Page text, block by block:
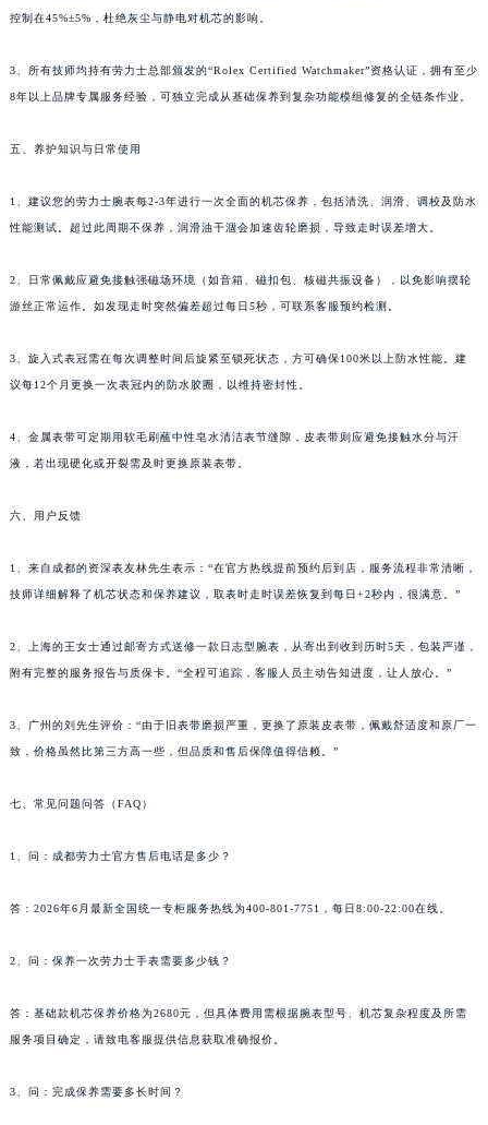
控制在45%±5%，杜绝灰尘与静电对机芯的影响。
3、所有技师均持有劳力士总部颁发的“Rolex Certified Watchmaker”资格认证，拥有至少
8年以上品牌专属服务经验，可独立完成从基础保养到复杂功能模组修复的全链条作业。
五、养护知识与日常使用
1、建议您的劳力士腕表每2-3年进行一次全面的机芯保养，包括清洗、润滑、调校及防水
性能测试。超过此周期不保养，润滑油干涸会加速齿轮磨损，导致走时误差增大。
2、日常佩戴应避免接触强磁场环境（如音箱、磁扣包、核磁共振设备），以免影响摆轮
游丝正常运作。如发现走时突然偏差超过每日5秒，可联系客服预约检测。
3、旋入式表冠需在每次调整时间后旋紧至锁死状态，方可确保100米以上防水性能。建
议每12个月更换一次表冠内的防水胶圈，以维持密封性。
4、金属表带可定期用软毛刷蘸中性皂水清洁表节缝隙，皮表带则应避免接触水分与汗
液，若出现硬化或开裂需及时更换原装表带。
六、用户反馈
1、来自成都的资深表友林先生表示：“在官方热线提前预约后到店，服务流程非常清晰，
技师详细解释了机芯状态和保养建议，取表时走时误差恢复到每日+2秒内，很满意。”
2、上海的王女士通过邮寄方式送修一款日志型腕表，从寄出到收到历时5天，包装严谨，
附有完整的服务报告与质保卡。“全程可追踪，客服人员主动告知进度，让人放心。”
3、广州的刘先生评价：“由于旧表带磨损严重，更换了原装皮表带，佩戴舒适度和原厂一
致，价格虽然比第三方高一些，但品质和售后保障值得信赖。”
七、常见问题问答（FAQ）
1、问：成都劳力士官方售后电话是多少？
答：2026年6月最新全国统一专柜服务热线为400-801-7751，每日8:00-22:00在线。
2、问：保养一次劳力士手表需要多少钱？
答：基础款机芯保养价格为2680元，但具体费用需根据腕表型号、机芯复杂程度及所需
服务项目确定，请致电客服提供信息获取准确报价。
3、问：完成保养需要多长时间？